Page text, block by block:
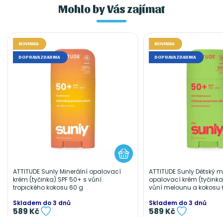
Mohlo by Vás zajímat
NOVINKA
DOPRAVA ZDARMA
ATTITUDE Sunly Minerální opalovací
krém (tyčinka) SPF 50+ s vůní
tropického kokosu 60 g
Skladem do 3 dnů
589 Kč
NOVINKA
DOPRAVA ZDARMA
ATTITUDE Sunly Dětský
opalovací krém
vůní melounu a kokosu
Skladem do 3 dnů
589 Kč